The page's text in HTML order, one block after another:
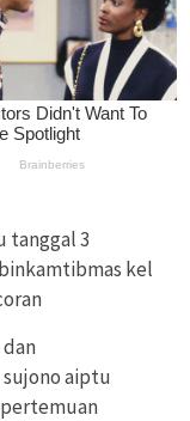
tanggal 3
kel
dan
aiptu